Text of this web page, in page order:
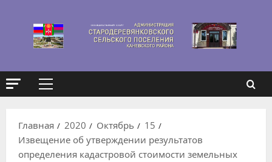
содержимому
Основное
Главная
2020 Октябрь
15
Извещение об утверждении результатов
определения кадастровой стоимости земельных